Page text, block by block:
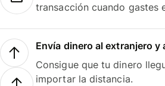
transacción cuando gastes
Envía dinero al extranjero y
Consigue que tu dinero
importar la distancia.